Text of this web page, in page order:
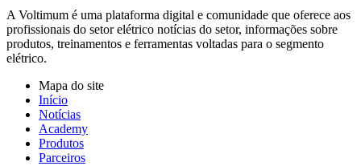
A Voltimum é uma plataforma digital e comunidade que oferece aos
profissionais do setor elétrico notícias do setor, informações sobre
produtos, treinamentos e ferramentas voltadas para o segmento
elétrico.
Mapa do site
Início
Notícias
Academy
Produtos
Parceiros